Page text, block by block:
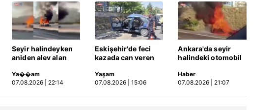
Seyir halindeyken
aniden alev alan
yaralandı
Ya��am
07.08.2026 | 22:14
Eskişehir'de feci
kazada can veren
sıkıştığı araçtan
güçlükle çıkarıldı |
Yaşam
07.08.2026 | 15:06
Ankara'da seyir
halindeki otomobil
Haber
07.08.2026 | 21:07